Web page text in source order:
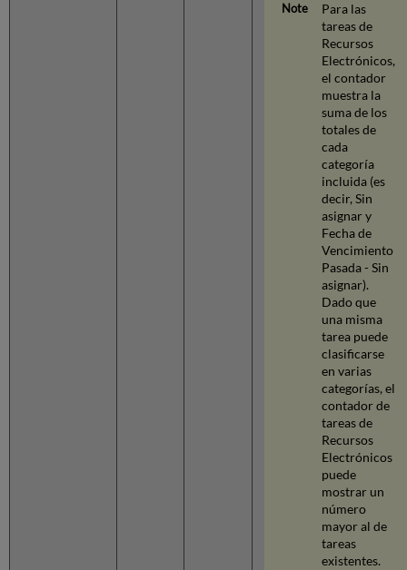
Para las
tareas de
Recursos
Electrónicos,
el contador
muestra la
suma de los
totales de
cada
categoría
incluida (es
decir, Sin
asignar y
Fecha de
Vencimiento
Pasada - Sin
asignar).
Dado que
una misma
tarea puede
clasificarse
en varias
categorías, el
contador de
tareas de
Recursos
Electrónicos
puede
mostrar un
número
mayor al de
tareas
existentes.